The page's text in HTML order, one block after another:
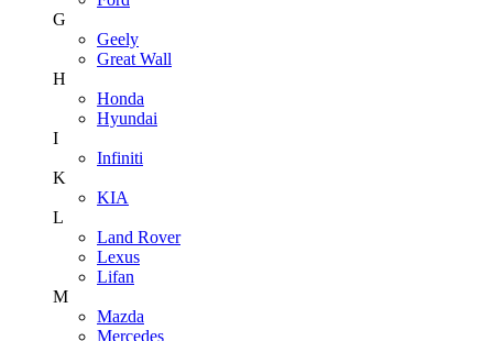
G
Geely
Great Wall
H
Honda
Hyundai
I
Infiniti
K
KIA
L
Land Rover
Lexus
Lifan
M
Mazda
Mercedes